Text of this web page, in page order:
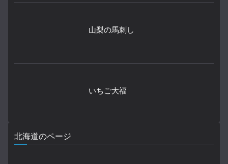
山梨の馬刺し
いちご大福
北海道のページ